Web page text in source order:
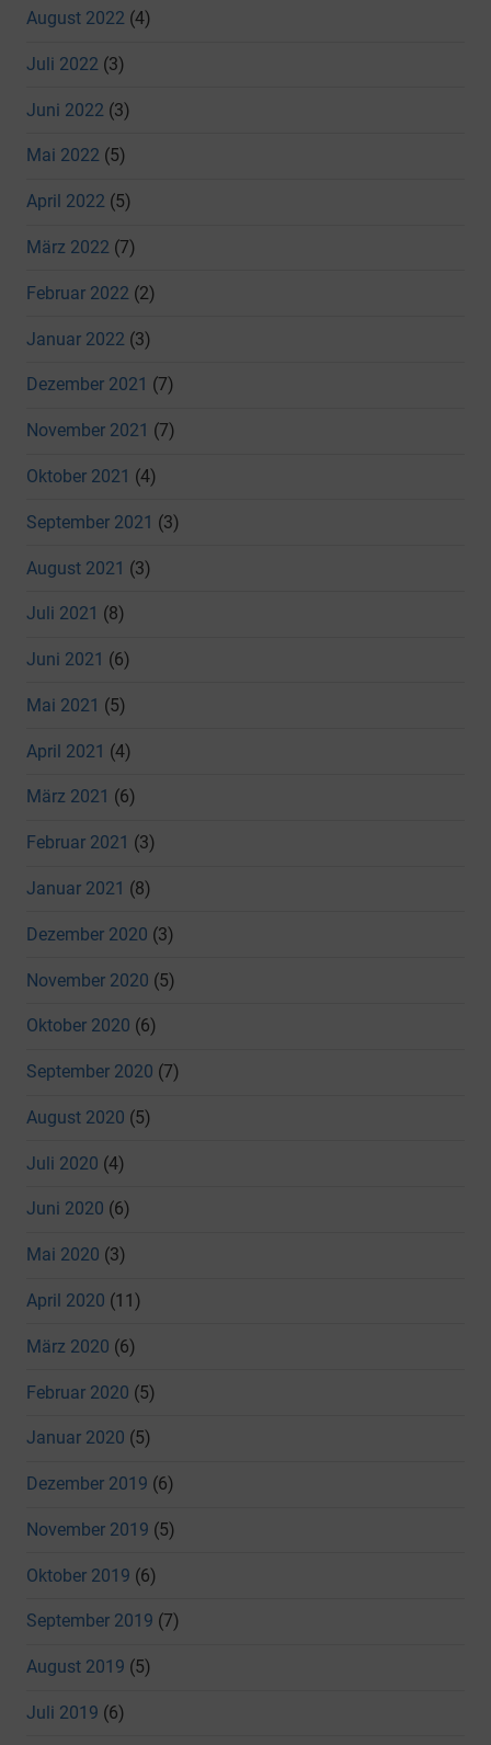
August 2022 (4)
Juli 2022 (3)
Juni 2022 (3)
Mai 2022 (5)
April 2022 (5)
März 2022 (7)
Februar 2022 (2)
Januar 2022 (3)
Dezember 2021 (7)
November 2021 (7)
Oktober 2021 (4)
September 2021 (3)
August 2021 (3)
Juli 2021 (8)
Juni 2021 (6)
Mai 2021 (5)
April 2021 (4)
März 2021 (6)
Februar 2021 (3)
Januar 2021 (8)
Dezember 2020 (3)
November 2020 (5)
Oktober 2020 (6)
September 2020 (7)
August 2020 (5)
Juli 2020 (4)
Juni 2020 (6)
Mai 2020 (3)
April 2020 (11)
März 2020 (6)
Februar 2020 (5)
Januar 2020 (5)
Dezember 2019 (6)
November 2019 (5)
Oktober 2019 (6)
September 2019 (7)
August 2019 (5)
Juli 2019 (6)